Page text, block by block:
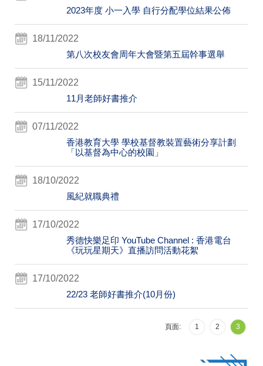
2023年度 小一入學 自行分配學位結果公佈
18/11/2022
第八次校友會周年大會暨第五屆幹事選舉
15/11/2022
11月老師好書推介
07/11/2022
香港教育大學 學校基督教裝置藝術分享計劃
「以基督為中心的校園」
18/10/2022
風紀就職典禮
17/10/2022
秀德快樂足印 YouTube Channel : 香港電台
《玩玩星期天》直播訪問活動花絮
17/10/2022
22/23 老師好書推介(10月份)
頁面: 1 2 3